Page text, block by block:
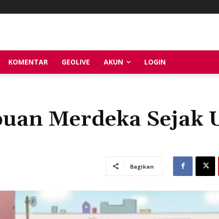
KOMENTAR GEOLIVE AKUN LOGIN
Merdeka Sejak
Bagikan